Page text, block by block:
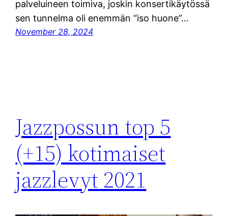
palveluineen toimiva, joskin konsertikäytössä
sen tunnelma oli enemmän “iso huone”…
November 28, 2024
Jazzpossun top 5
(+15) kotimaiset
jazzlevyt 2021